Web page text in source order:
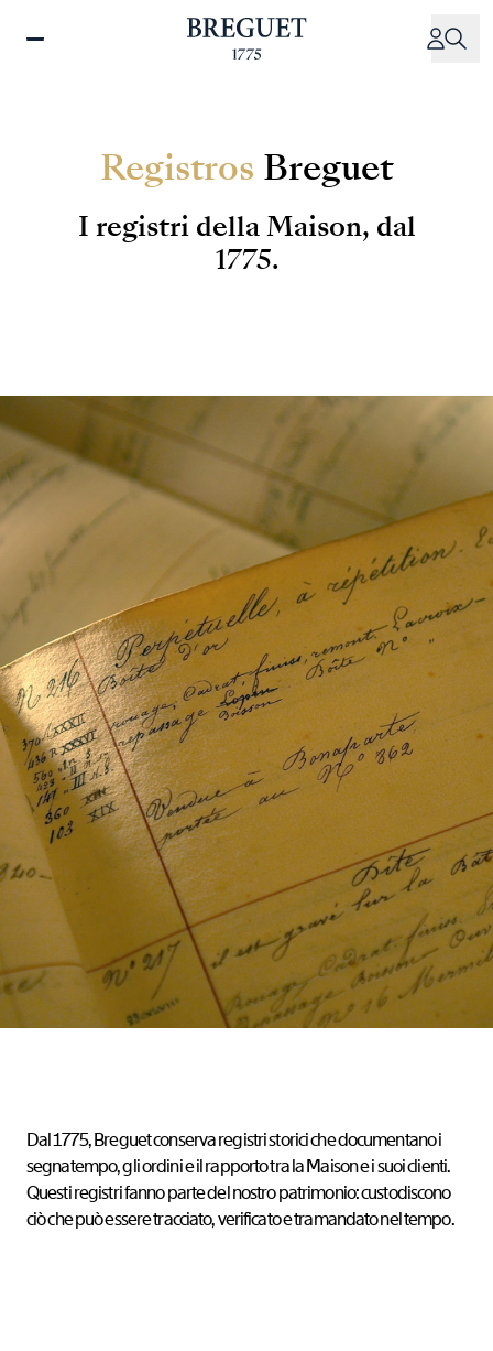
Registros Breguet
I registri della Maison, dal
1775.
Dal 1775, Breguet conserva registri storici che documentano i
segnatempo, gli ordini e il rapporto tra la Maison e i suoi clienti.
Questi registri fanno parte del nostro patrimonio: custodiscono
ciò che può essere tracciato, verificato e tramandato nel tempo.